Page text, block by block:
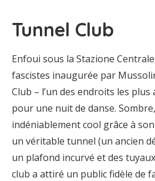
Tunnel Club
Enfoui sous la Stazione
fascistes inaugurée par
Club – l’un des endroits les
pour une nuit de danse.
indéniablement cool grâce à
un véritable tunnel (un ancien
un plafond incurvé et des
club a attiré un public fidèle de